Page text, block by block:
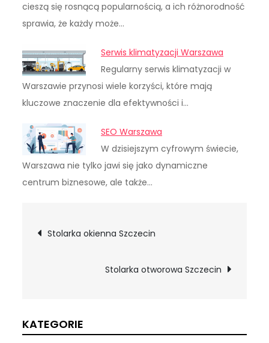
cieszą się rosnącą popularnością, a ich różnorodność
sprawia, że każdy może…
Serwis klimatyzacji Warszawa
Regularny serwis klimatyzacji w
Warszawie przynosi wiele korzyści, które mają
kluczowe znaczenie dla efektywności i…
SEO Warszawa
W dzisiejszym cyfrowym świecie,
Warszawa nie tylko jawi się jako dynamiczne
centrum biznesowe, ale także…
Nawigacja
wpisu
Stolarka okienna Szczecin
Stolarka otworowa Szczecin
KATEGORIE